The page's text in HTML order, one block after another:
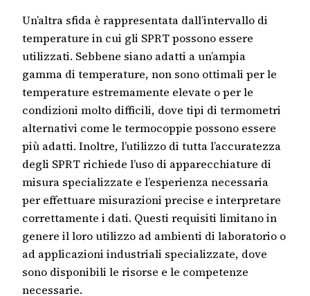
Un’altra sfida è rappresentata dall’intervallo di
temperature in cui gli SPRT possono essere
utilizzati. Sebbene siano adatti a un’ampia
gamma di temperature, non sono ottimali per le
temperature estremamente elevate o per le
condizioni molto difficili, dove tipi di termometri
alternativi come le termocoppie possono essere
più adatti. Inoltre, l’utilizzo di tutta l’accuratezza
degli SPRT richiede l’uso di apparecchiature di
misura specializzate e l’esperienza necessaria
per effettuare misurazioni precise e interpretare
correttamente i dati. Questi requisiti limitano in
genere il loro utilizzo ad ambienti di laboratorio o
ad applicazioni industriali specializzate, dove
sono disponibili le risorse e le competenze
necessarie.